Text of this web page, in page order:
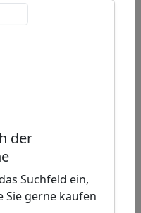
der
Suchfeld ein,
Sie gerne kaufen